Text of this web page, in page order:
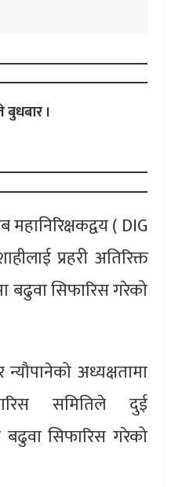
।
महानिरिक्षकद्वय ( DIG
प्रहरी अतिरिक्त
बढुवा सिफारिस गरेको
अध्यक्षतामा
समितिले दुई
सिफारिस गरेको